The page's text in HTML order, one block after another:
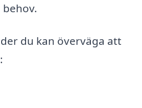
du kan överväga att